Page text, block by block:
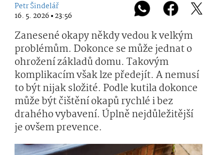
Petr Šindelář
16. 5. 2026 ▪ 23:56
Zanesené okapy někdy vedou k velkým
problémům. Dokonce se může jednat o
ohrožení základů domu. Takovým
komplikacím však lze předejít. A nemusí
to být nijak složité. Podle kutila dokonce
může být čištění okapů rychlé i bez
drahého vybavení. Úplně nejdůležitější
je ovšem prevence.